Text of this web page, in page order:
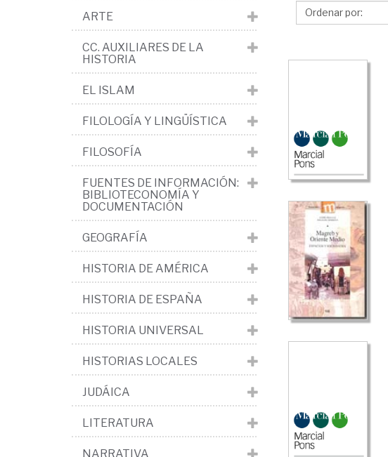
Humanas
Geografía
y
económica
ARTE
CC. AUXILIARES DE LA
HISTORIA
EL ISLAM
FILOLOGÍA Y LINGÜÍSTICA
FILOSOFÍA
FUENTES DE INFORMACIÓN:
BIBLIOTECONOMÍA Y
DOCUMENTACIÓN
GEOGRAFÍA
HISTORIA DE AMÉRICA
HISTORIA DE ESPAÑA
HISTORIA UNIVERSAL
HISTORIAS LOCALES
JUDÁICA
LITERATURA
NARRATIVA